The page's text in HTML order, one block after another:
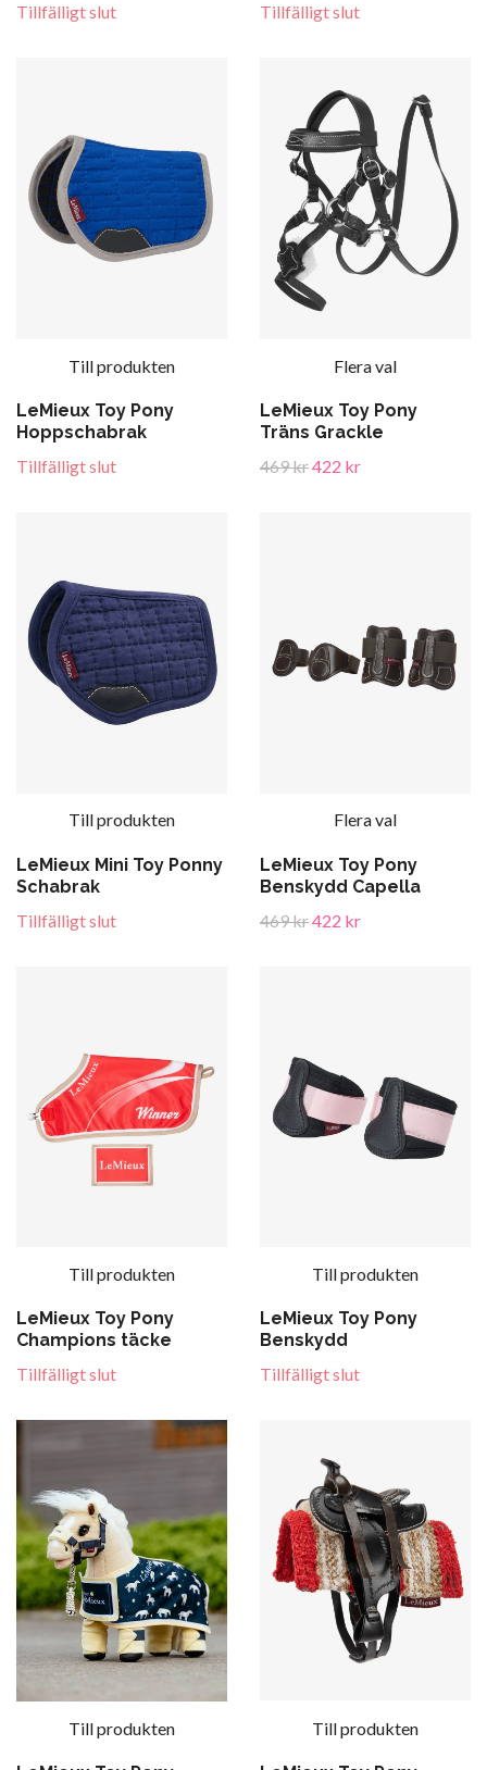
Tillfälligt slut
Tillfälligt slut
Till produkten
LeMieux Toy Pony
Hoppschabrak
Tillfälligt slut
Flera val
LeMieux Toy Pony
Träns Grackle
469 kr422 kr
Till produkten
LeMieux Mini Toy Ponny
Schabrak
Tillfälligt slut
Flera val
LeMieux Toy Pony
Benskydd Capella
469 kr422 kr
Till produkten
LeMieux Toy Pony
Champions täcke
Tillfälligt slut
Till produkten
LeMieux Toy Pony
Benskydd
Tillfälligt slut
Till produkten Till produkten